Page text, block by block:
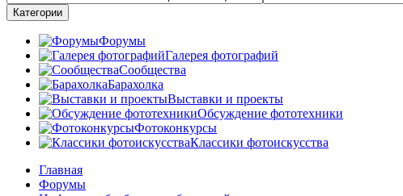
Категории
Форумы
Галерея фотографий
Сообщества
Барахолка
Выставки и проекты
Обсуждение фототехники
Фотоконкурсы
Классики фотоискусства
Главная
Форумы